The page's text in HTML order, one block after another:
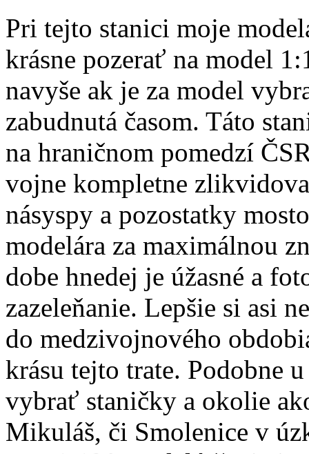
Pri tejto stanici moje
krásne pozerať na model
navyše ak je za model
zabudnutá časom. Táto
na hraničnom pomedzí
vojne kompletne
násyspy a pozostatky
modelára za maximálnou
dobe hnedej je úžasné a
zazeleňanie. Lepšie si asi
do medzivojnového
krásu tejto trate. Podobne
vybrať staničky a okolie
Mikuláš, či Smolenice v